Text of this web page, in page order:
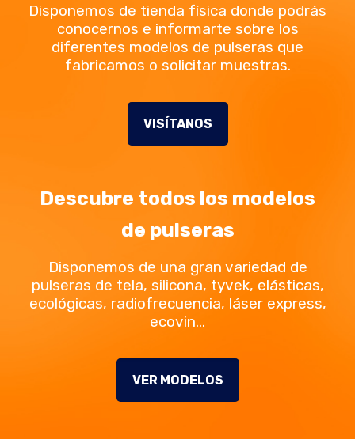
Disponemos de tienda física donde podrás
conocernos e informarte sobre los
diferentes modelos de pulseras que
fabricamos o solicitar muestras.
VISÍTANOS
Descubre todos los modelos
de pulseras
Disponemos de una gran variedad de
pulseras de tela, silicona, tyvek, elásticas,
ecológicas, radiofrecuencia, láser express,
ecovin…
VER MODELOS